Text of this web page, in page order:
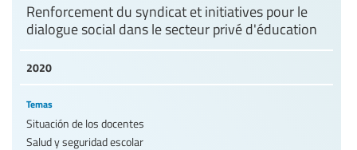
2020
Renforcement du syndicat et initiatives pour le
dialogue social dans le secteur privé d'éducation
Temas
Situación de los docentes
Salud y seguridad escolar